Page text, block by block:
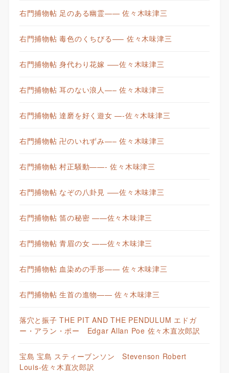
右門捕物帖 足のある幽霊—— 佐々木味津三
右門捕物帖 毒色のくちびる—– 佐々木味津三
右門捕物帖 身代わり花嫁 —–佐々木味津三
右門捕物帖 耳のない浪人—– 佐々木味津三
右門捕物帖 達磨を好く遊女 —-佐々木味津三
右門捕物帖 卍のいれずみ—– 佐々木味津三
右門捕物帖 村正騒動——- 佐々木味津三
右門捕物帖 なぞの八卦見 —–佐々木味津三
右門捕物帖 笛の秘密 ——佐々木味津三
右門捕物帖 青眉の女 ——佐々木味津三
右門捕物帖 血染めの手形—— 佐々木味津三
右門捕物帖 生首の進物—— 佐々木味津三
落穴と振子 THE PIT AND THE PENDULUM エドガ
ー・アラン・ポー Edgar Allan Poe 佐々木直次郎訳
宝島 宝島 スティーブンソン Stevenson Robert
Louis-佐々木直次郎訳